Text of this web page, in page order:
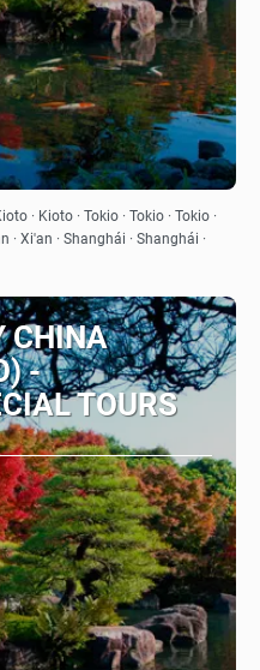
· Kioto · Tokio · Tokio · Tokio ·
· Xi'an · Shanghái · Shanghái ·
CHINA
-
TOURS